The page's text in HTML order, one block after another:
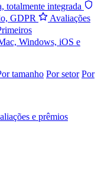
totalmente integrada
GDPR
Avaliações
Windows, iOS e
tamanho Por setor Por
e prêmios